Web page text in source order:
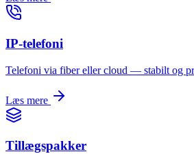
IP-telefoni
Telefoni via fiber eller cloud — stabilt og
Læs mere
Tillægspakker